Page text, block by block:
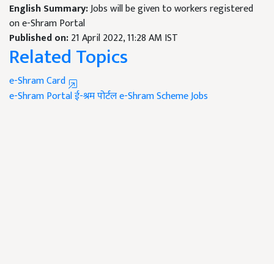
English Summary:Jobs will be given to workers registered
on e-Shram Portal
Published on:21 April 2022, 11:28 AM IST
Related Topics
e-Shram Card
e-Shram Portalई-श्रम पोर्टलe-Shram SchemeJobs